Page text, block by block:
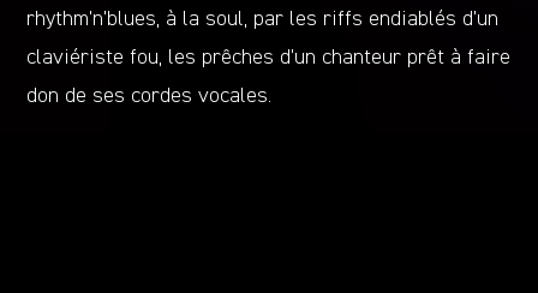
rhythm’n’blues, à la soul, par les riffs endiablés d’un
claviériste fou, les prêches d’un chanteur prêt à faire
don de ses cordes vocales.